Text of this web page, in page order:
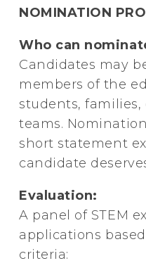
NOMINATION
Who can
Candidates may
members of the
students,
teams.
short statement
candidate
Evaluation:
A panel of STEM
applications
criteria: